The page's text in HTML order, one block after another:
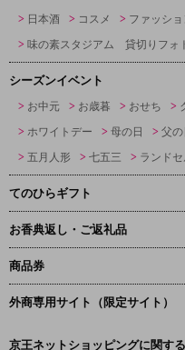
日本酒
コスメ ファッショ
味の素スタジアム 貸切りフォ
シーズンイベント
お中元 お歳暮 おせち
ホワイトデー
母の日 父の
五月人形
七五三 ランド
てのひらギフト
お香典返し・ご返礼品
商品券
外商専用サイト（限定サイト）
京王ネットショッピングに関す